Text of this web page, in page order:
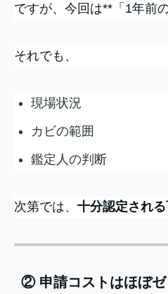
ですが、今回は**「1年前
それでも、
現場状況
カビの範囲
鑑定人の判断
次第では、 十分認定される
② 申請コストはほぼ